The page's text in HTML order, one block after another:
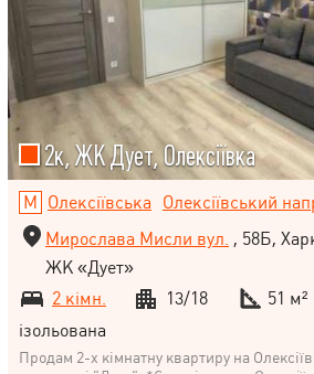
2к, ЖК Дует, Олексіївка
Олексіївська Олексіївський
Мирослава Мисли вул. , 58Б,
ЖК «Дует»
2 кімн.
13/18
51 м²
ізольована
Продам 2-х кімнатну квартиру на